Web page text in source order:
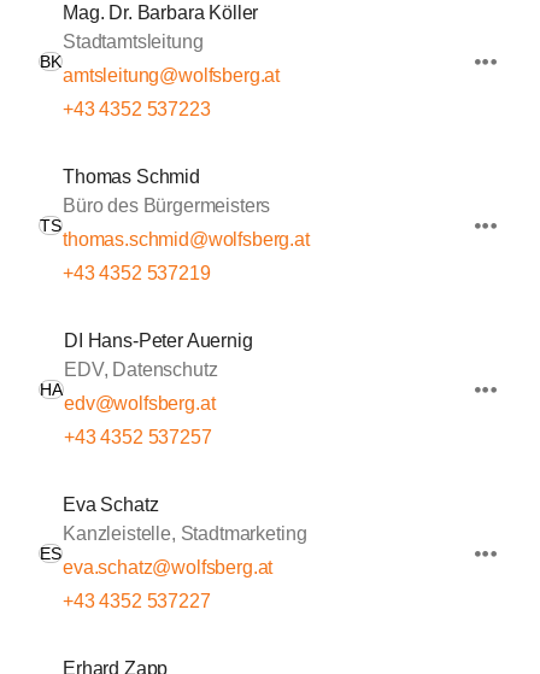
BK
Mag. Dr. Barbara Köller
Stadtamtsleitung
amtsleitung@wolfsberg.at
+43 4352 537223
TS
Thomas Schmid
Büro des Bürgermeisters
thomas.schmid@wolfsberg.at
+43 4352 537219
HA
DI Hans-Peter Auernig
EDV, Datenschutz
edv@wolfsberg.at
+43 4352 537257
ES
Eva Schatz
Kanzleistelle, Stadtmarketing
eva.schatz@wolfsberg.at
+43 4352 537227
Erhard Zapp